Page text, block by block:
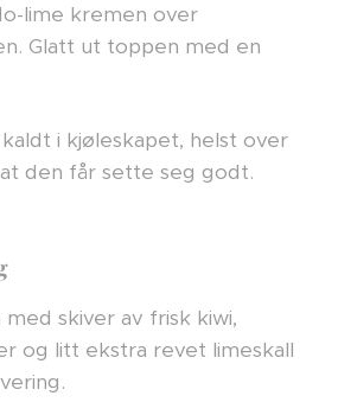
lime kremen over
Glatt ut toppen med en
i kjøleskapet, helst over
den får sette seg godt.
skiver av frisk kiwi,
og litt ekstra revet limeskall